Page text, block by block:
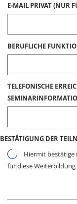
E-MAIL PRIVAT (NUR
BERUFLICHE
TELEFONISCHE
BESTÄTIGUNG DER
Hiermit bestätige
für diese Weiterbildung